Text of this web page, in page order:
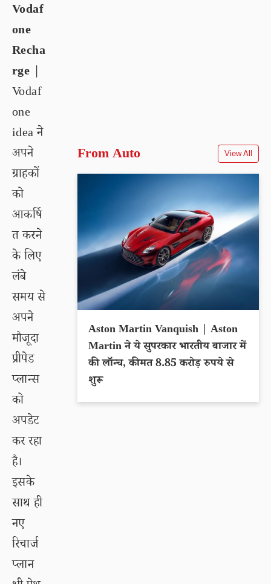
Vodaf
one
Recha
rge |
Vodaf
one
idea ने
अपने
ग्राहकों
को
आकर्षि
त करने
के लिए
लंबे
समय से
अपने
मौजूदा
प्रीपेड
प्लान्स
को
अपडेट
कर रहा
है।
इसके
साथ ही
नए
रिचार्ज
प्लान
From Auto View All
Aston Martin Vanquish | Aston
Martin ने ये सुपरकार भारतीय बाजार में
की लॉन्च, कीमत 8.85 करोड़ रुपये से
शुरू